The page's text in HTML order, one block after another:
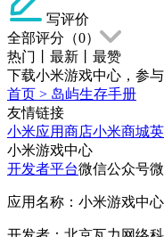
写评价
全部评分（0）
热门
最新
最赞
下载小米游戏中心，参与
首页 > 岛屿生存手册
友情链接
小米应用商店小米商城
小米游戏中心
开发者平台微信公众号
应用名称：小米游戏中心